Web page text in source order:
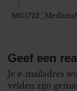
Geef een
Je e-mailadres
velden zijn